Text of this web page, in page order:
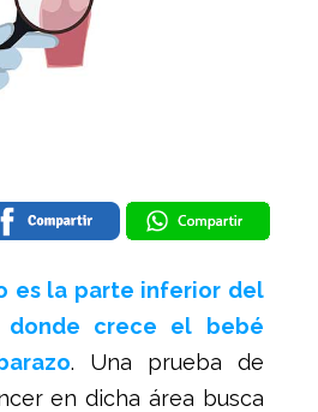
es la parte inferior del
crece el bebé
. Una prueba de
en dicha área busca